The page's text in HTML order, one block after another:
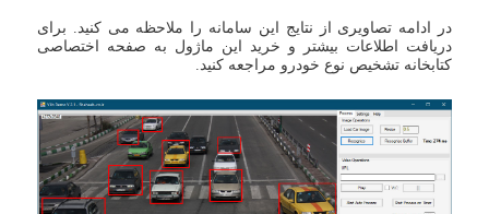
در ادامه تصاویری از نتایج این سامانه را ملاحظه می کنید. برای
دریافت اطلاعات بیشتر و خرید این ماژول به صفحه اختصاصی
کتابخانه تشخیص نوع خودرو مراجعه کنید.